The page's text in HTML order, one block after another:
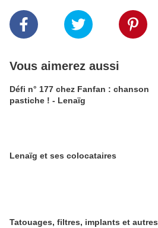
Vous aimerez aussi
Défi n° 177 chez Fanfan : chanson
pastiche ! - Lenaïg
Lenaïg et ses colocataires
Tatouages, filtres, implants et autres